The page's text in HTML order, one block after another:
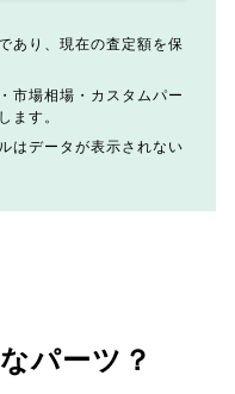
あり、現在の査定額を保
市場相場・カスタムパー
ます。
はデータが表示されない
パーツ？